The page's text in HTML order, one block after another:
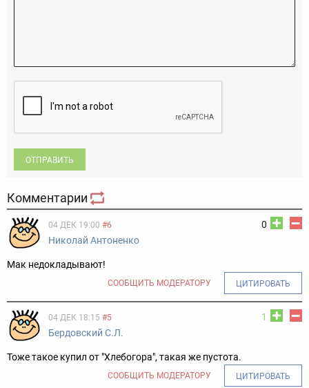
ОТПРАВИТЬ
Комментарии
0
04 ДЕК 19:00 #6
Николай Антоненко
Мак недокладывают!
СООБЩИТЬ МОДЕРАТОРУ ЦИТИРОВАТЬ
1
04 ДЕК 18:15 #5
Бердовский С.Л.
Тоже такое купил от "Хлебогора", такая же пустота.
СООБЩИТЬ МОДЕРАТОРУ ЦИТИРОВАТЬ